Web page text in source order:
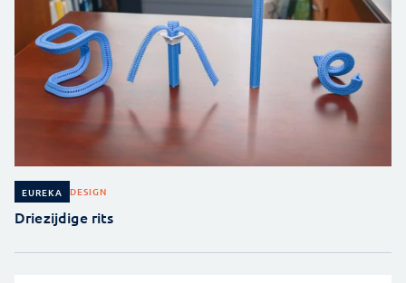
EUREKA DESIGN
Driezijdige rits